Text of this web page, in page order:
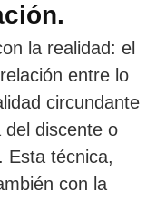
la realidad: el
entre lo
circundante
del discente o
Esta técnica,
con la